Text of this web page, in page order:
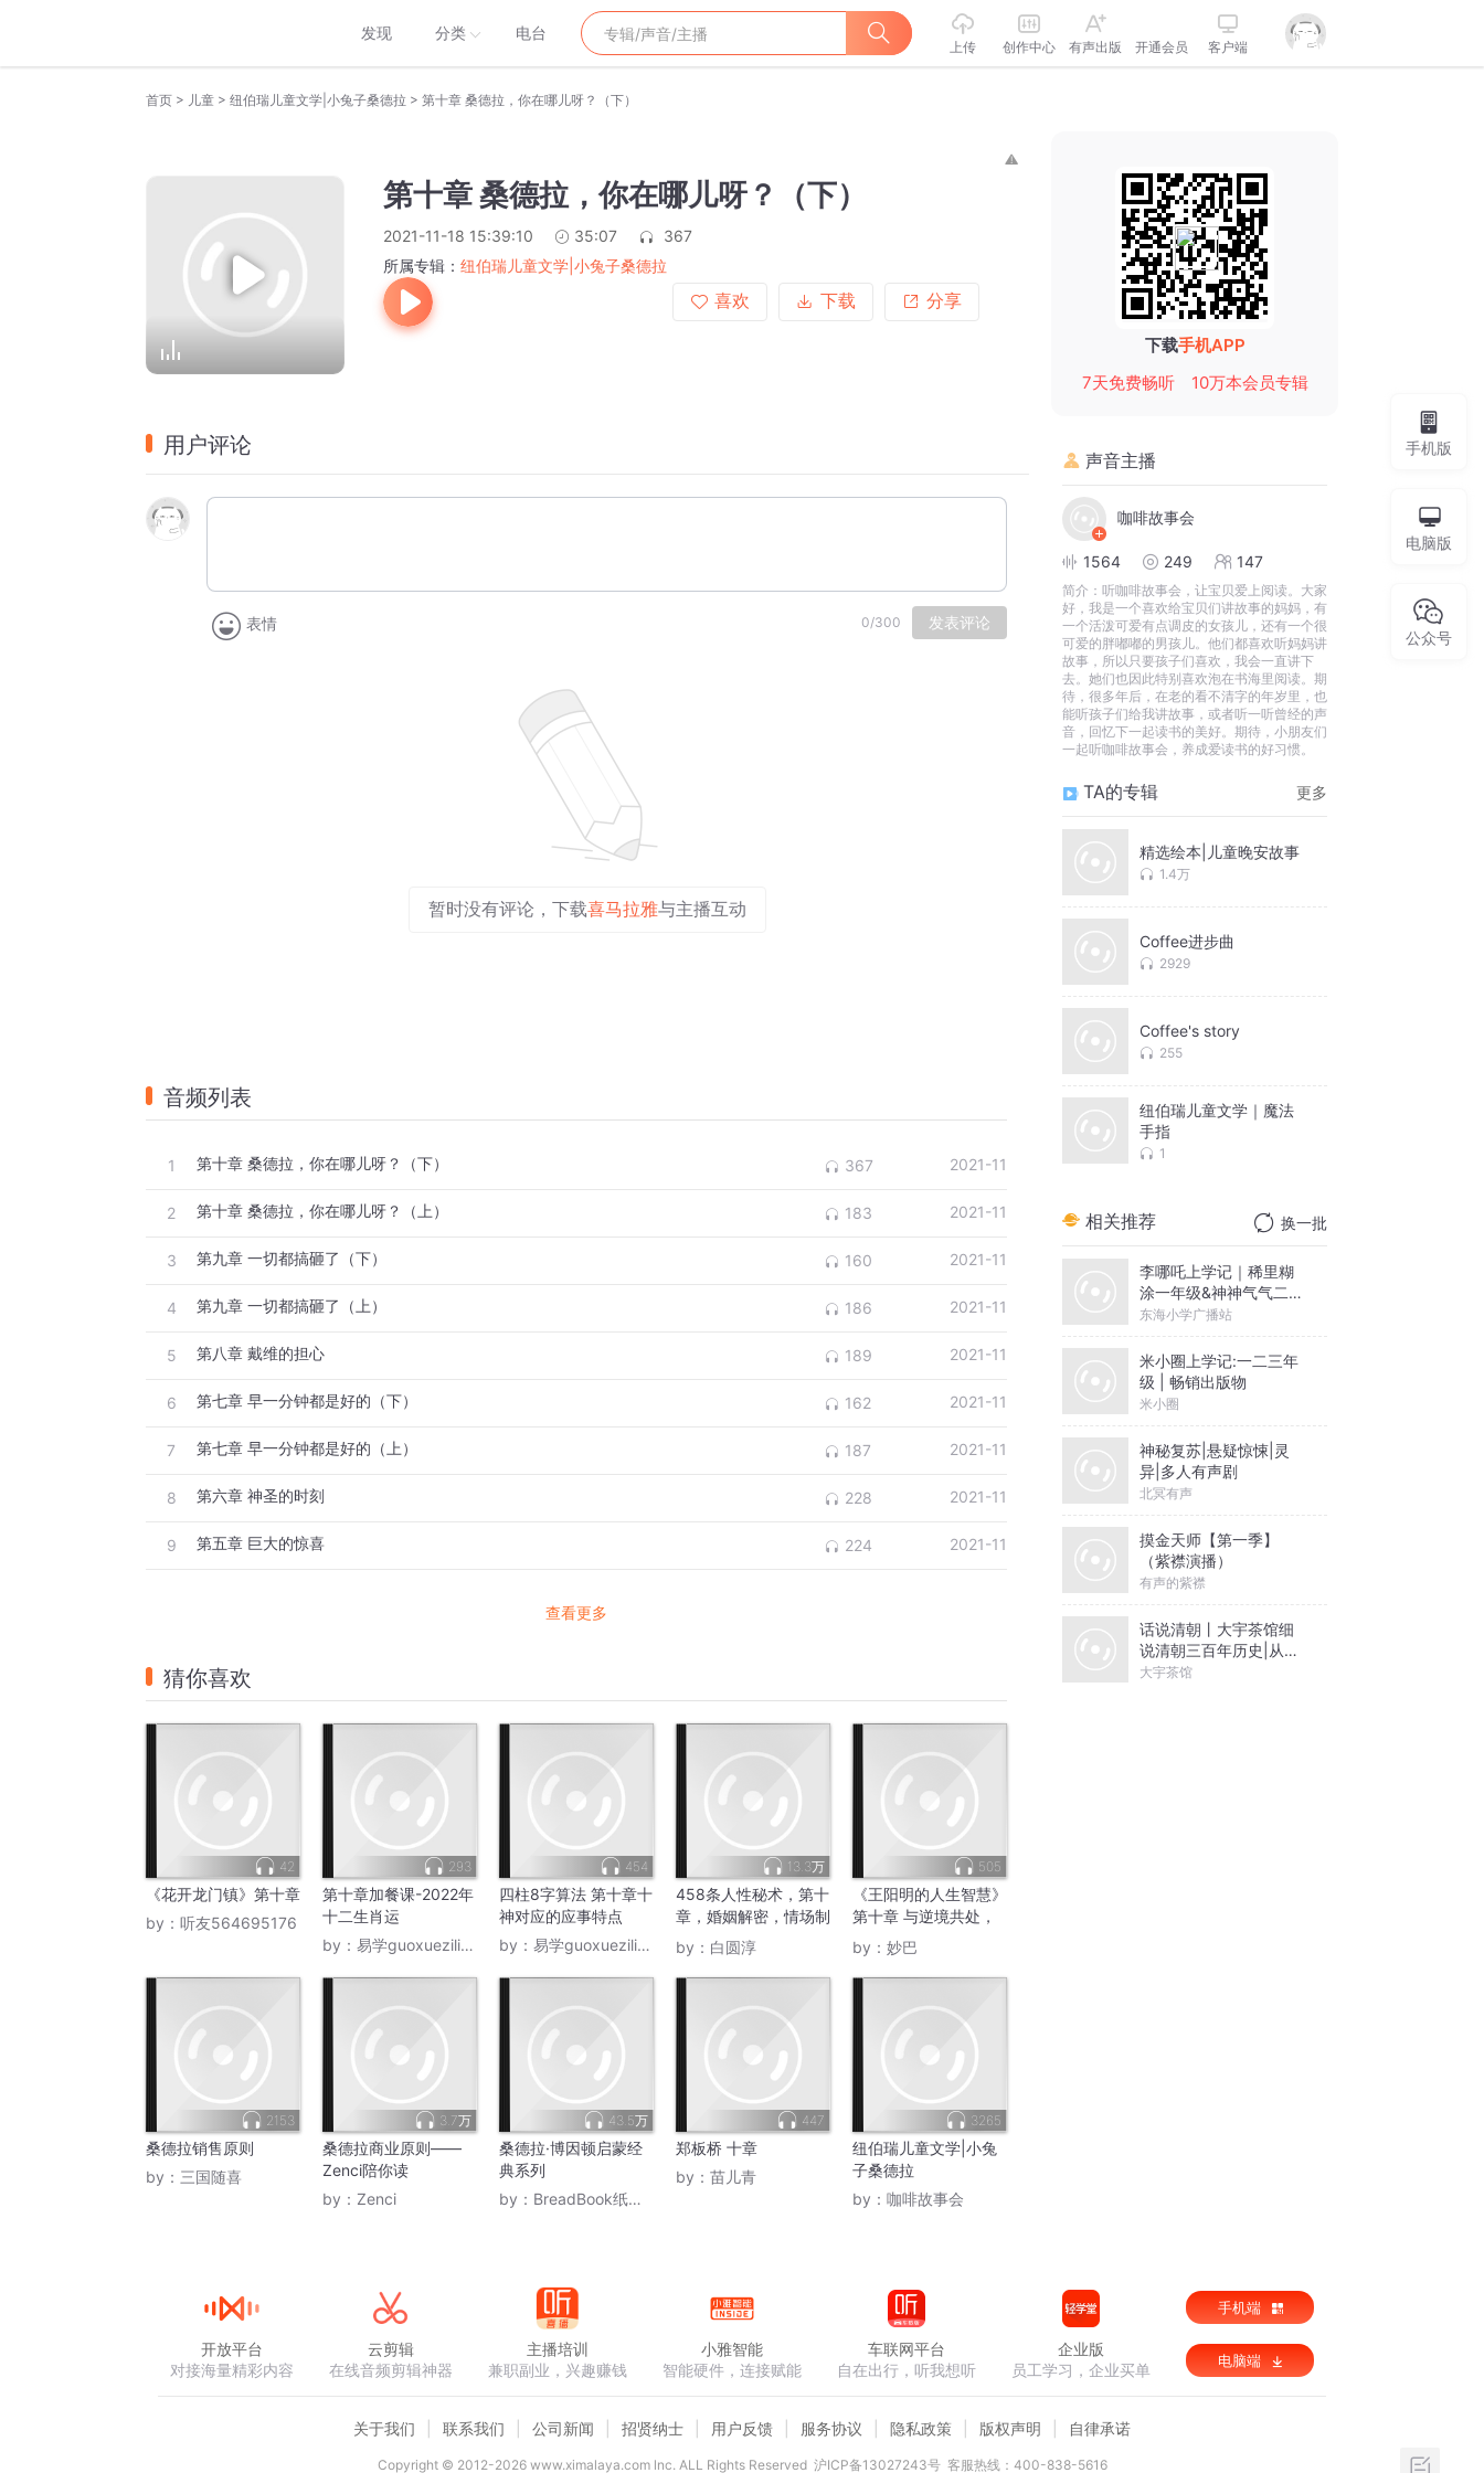
发现 分类 电台
上传 创作中心 有声出版 开通会员 客户端
首页 > 儿童 > 纽伯瑞儿童文学|小兔子桑德拉 > 第十章 桑德拉，你在哪儿呀？（下）
第十章 桑德拉，你在哪儿呀？（下）
2021-11-18 15:39:10 35:07
367
所属专辑： 纽伯瑞儿童文学|小兔子桑德拉
喜欢
下载 分享
用户评论
表情 0/300 发表评论
暂时没有评论，下载喜马拉雅与主播互动
音频列表
1 第十章 桑德拉，你在哪儿呀？（下） 367 2021-11
2 第十章 桑德拉，你在哪儿呀？（上） 183 2021-11
3 第九章 一切都搞砸了（下） 160 2021-11
4 第九章 一切都搞砸了（上） 186 2021-11
5 第八章 戴维的担心 189 2021-11
6 第七章 早一分钟都是好的（下） 162 2021-11
7 第七章 早一分钟都是好的（上） 187 2021-11
8 第六章 神圣的时刻 228 2021-11
9 第五章 巨大的惊喜 224 2021-11
查看更多
猜你喜欢
42
《花开龙门镇》第十章
by： 听友564695176
293
第十章加餐课-2022年
十二生肖运
by： 易学guoxueziliao88
454
四柱8字算法 第十章十
神对应的应事特点
by： 易学guoxueziliao88
13.3万
458条人性秘术，第十
章，婚姻解密，情场制
胜
by： 白圆淳
505
《王阳明的人生智慧》
第十章 与逆境共处，
吃苦如吃补
by： 妙巴
2153
桑德拉销售原则
by： 三国随喜
3.7万
桑德拉商业原则——
Zenci陪你读
by： Zenci
43.5万
桑德拉·博因顿启蒙经
典系列
by： BreadBook纸面包童书
447
郑板桥 十章
by： 苗儿青
3265
纽伯瑞儿童文学|小兔
子桑德拉
by： 咖啡故事会
下载手机APP
7天免费畅听
10万本会员专辑
声音主播
咖啡故事会
1564 249 147
简介： 听咖啡故事会，让宝贝爱上阅读。大家
好，我是一个喜欢给宝贝们讲故事的妈妈，有
一个活泼可爱有点调皮的女孩儿，还有一个很
可爱的胖嘟嘟的男孩儿。他们都喜欢听妈妈讲
故事，所以只要孩子们喜欢，我会一直讲下
去。她们也因此特别喜欢泡在书海里阅读。期
待，很多年后，在老的看不清字的年岁里，也
能听孩子们给我讲故事，或者听一听曾经的声
音，回忆下一起读书的美好。期待，小朋友们
一起听咖啡故事会，养成爱读书的好习惯。
TA的专辑 更多
精选绘本|儿童晚安故事
1.4万
Coffee进步曲
2929
Coffee's story
255
纽伯瑞儿童文学｜魔法
手指
1
相关推荐 换一批
李哪吒上学记｜稀里糊
涂一年级&神神气气二年
级
东海小学广播站
米小圈上学记:一二三年
级 | 畅销出版物
米小圈
神秘复苏|悬疑惊悚|灵
异|多人有声剧
北冥有声
摸金天师【第一季】
（紫襟演播）
有声的紫襟
话说清朝丨大宇茶馆细
说清朝三百年历史|从努
尔哈赤到末代皇帝溥仪|
大宇茶馆
手机版
电脑版
公众号
开放平台
对接海量精彩内容
云剪辑
在线音频剪辑神器
主播培训
兼职副业，兴趣赚钱
小雅智能
智能硬件，连接赋能
车联网平台
自在出行，听我想听
企业版
员工学习，企业买单
手机端
电脑端
关于我们 联系我们 公司新闻 招贤纳士 用户反馈 服务协议 隐私政策 版权声明 自律承诺
Copyright © 2012-2026www.ximalaya.com lnc. ALL Rights Reserved 沪ICP备13027243号 客服热线：400-838-5616